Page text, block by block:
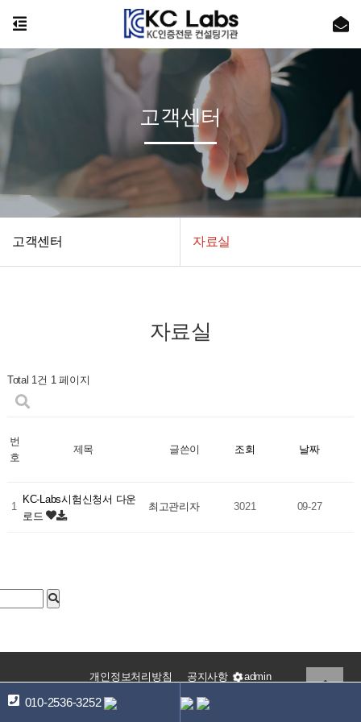
고객센터 자료실
고객센터
자료실
Total 1건 1 페이지
번
호
제목 글쓴이 조회 날짜
1
KC-Labs시험신청서 다운
로드
최고관리자 3021 09-27
개인정보처리방침 공지사항 admin
010-2536-3252